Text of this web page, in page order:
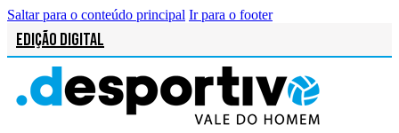
Saltar para o conteúdo principal Ir para o footer
Edição Digital